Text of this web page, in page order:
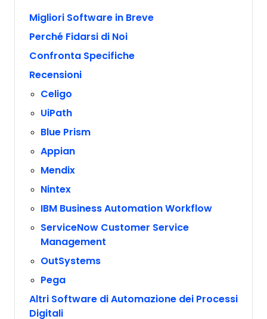
Migliori Software in Breve
Perché Fidarsi di Noi
Confronta Specifiche
Recensioni
Celigo
UiPath
Blue Prism
Appian
Mendix
Nintex
IBM Business Automation Workflow
ServiceNow Customer Service
Management
OutSystems
Pega
Altri Software di Automazione dei Processi
Digitali